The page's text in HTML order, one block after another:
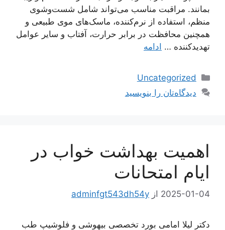
بمانند. مراقبت مناسب می‌تواند شامل شست‌وشوی
منظم، استفاده از نرم‌کننده، ماسک‌های موی طبیعی و
همچنین محافظت در برابر حرارت، آفتاب و سایر عوامل
تهدیدکننده … ادامه
دسته‌ها
Uncategorized
دیدگاه‌تان را بنویسید
اهمیت بهداشت خواب در
ایام امتحانات
2025-01-04 از adminfgt543dh54y
دکتر لیلا امامی بورد تخصصی بیهوشی و فلوشیپ طب